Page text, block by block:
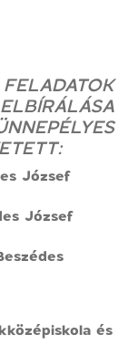
József
József
és